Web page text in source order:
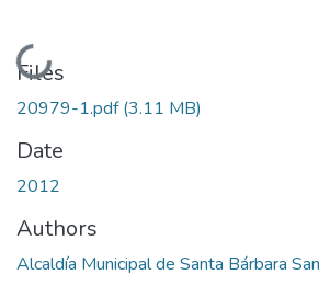
Loading...
Files
20979-1.pdf(3.11 MB)
Date
2012
Authors
Alcaldía Municipal de Santa Bárbara